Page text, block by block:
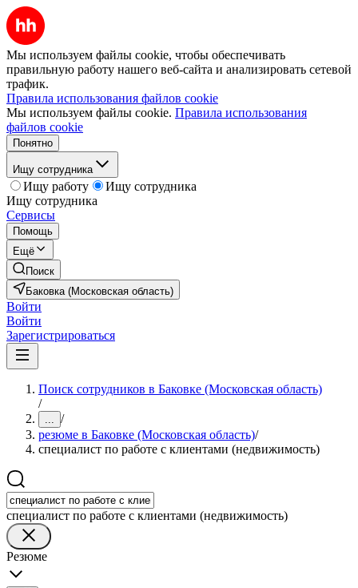
Мы используем файлы cookie, чтобы обеспечивать
правильную работу нашего веб-сайта и анализировать сетевой
трафик.
Правила использования файлов cookie
Мы используем файлы cookie. Правила использования
файлов cookie
Понятно
Ищу сотрудника
Ищу работу
Ищу сотрудника
Ищу сотрудника
Сервисы
Помощь
Ещё
Поиск
Баковка (Московская область)
Войти
Войти
Зарегистрироваться
Поиск сотрудников в Баковке (Московская область)
/
... /
резюме в Баковке (Московская область)/
специалист по работе с клиентами (недвижимость)
специалист по работе с клиентами (недвижимость)
Резюме